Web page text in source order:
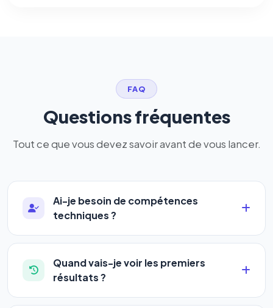
FAQ
Questions fréquentes
Tout ce que vous devez savoir avant de vous lancer.
Ai-je besoin de compétences
techniques ?
Absolument pas. Notre logiciel a été conçu pour
être accessible àtous les profils: artisans,
commerçants, auto-entrepreneurs, PME ou
Quand vais-je voir les premiers
résultats ?
La plupart de nos utilisateurs observent une